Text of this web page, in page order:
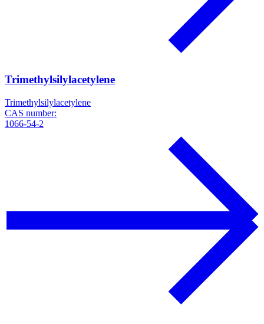
Trimethylsilylacetylene
Trimethylsilylacetylene
CAS number:
1066-54-2